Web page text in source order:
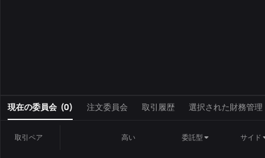
現在の委員会 (0) 注文委員会 取引履歴 選択された財務管理
取引ペア 高い 委託型 サイド